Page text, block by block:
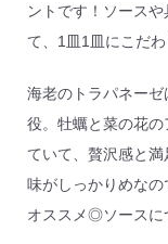
ントです！ソース
て、1皿1皿にこだ
海老のトラパネー
役。牡蠣と菜の花
ていて、贅沢感と
味がしっかりめな
オススメ◎ソースに